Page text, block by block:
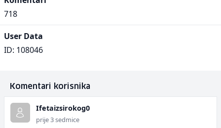
718
User Data
ID: 108046
Komentari korisnika
Ifetaizsirokog0
prije 3 sedmice